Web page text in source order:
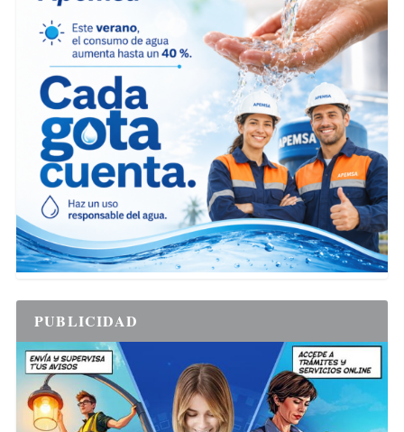
PUBLICIDAD